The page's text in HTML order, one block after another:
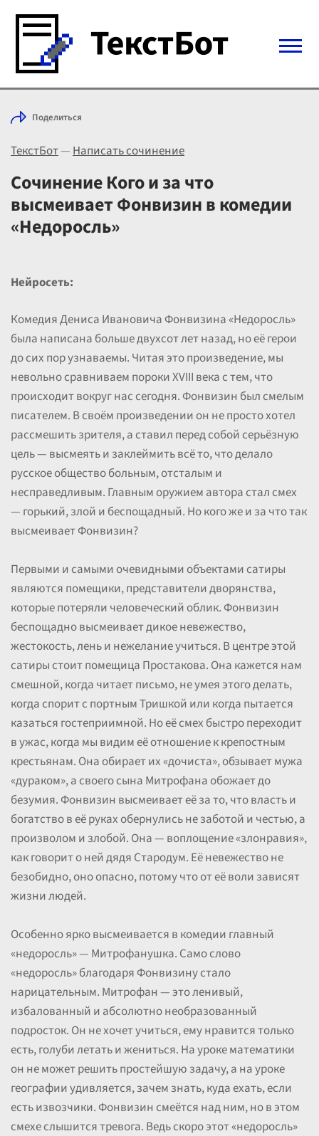
Войти с Telegram
Выбрать режим
Цены
Поделиться
ТекстБот—Написать сочинение
Сочинение Кого и за что
высмеивает Фонвизин в комедии
«Недоросль»
Нейросеть:
Комедия Дениса Ивановича Фонвизина «Недоросль»
была написана больше двухсот лет назад, но её герои
до сих пор узнаваемы. Читая это произведение, мы
невольно сравниваем пороки XVIII века с тем, что
происходит вокруг нас сегодня. Фонвизин был смелым
писателем. В своём произведении он не просто хотел
рассмешить зрителя, а ставил перед собой серьёзную
цель — высмеять и заклеймить всё то, что делало
русское общество больным, отсталым и
несправедливым. Главным оружием автора стал смех
— горький, злой и беспощадный. Но кого же и за что так
высмеивает Фонвизин?
Первыми и самыми очевидными объектами сатиры
являются помещики, представители дворянства,
которые потеряли человеческий облик. Фонвизин
беспощадно высмеивает дикое невежество,
жестокость, лень и нежелание учиться. В центре этой
сатиры стоит помещица Простакова. Она кажется нам
смешной, когда читает письмо, не умея этого делать,
когда спорит с портным Тришкой или когда пытается
казаться гостеприимной. Но её смех быстро переходит
в ужас, когда мы видим её отношение к крепостным
крестьянам. Она обирает их «дочиста», обзывает мужа
«дураком», а своего сына Митрофана обожает до
безумия. Фонвизин высмеивает её за то, что власть и
богатство в её руках обернулись не заботой и честью, а
произволом и злобой. Она — воплощение «злонравия»,
как говорит о ней дядя Стародум. Её невежество не
безобидно, оно опасно, потому что от её воли зависят
жизни людей.
Особенно ярко высмеивается в комедии главный
«недоросль» — Митрофанушка. Само слово
«недоросль» благодаря Фонвизину стало
нарицательным. Митрофан — это ленивый,
избалованный и абсолютно необразованный
подросток. Он не хочет учиться, ему нравится только
есть, голуби летать и жениться. На уроке математики
он не может решить простейшую задачу, а на уроке
географии удивляется, зачем знать, куда ехать, если
есть извозчики. Фонвизин смеётся над ним, но в этом
смехе слышится тревога. Ведь скоро этот «недоросль»